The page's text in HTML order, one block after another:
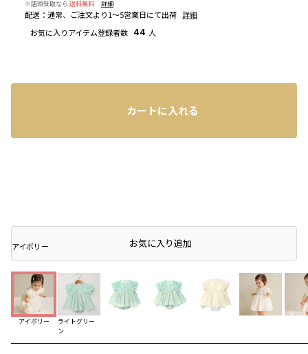
アイボリー
アイボリー
ライトグリー
ン
※店頭受取なら 送料無料 詳細
配送 ： 通常、ご注文より1～5営業日にて出荷 詳細
お気に入りアイテム登録者数 44 人
カートに入れる
店頭在庫を確認するお気に入り追加